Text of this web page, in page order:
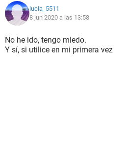
lucia_5511
8 jun 2020 a las 13:58
No he ido, tengo miedo.
Y sí, si utilice en mi primera vez